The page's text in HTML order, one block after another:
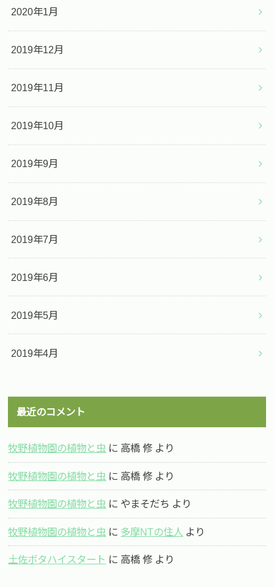
2020年1月
2019年12月
2019年11月
2019年10月
2019年9月
2019年8月
2019年7月
2019年6月
2019年5月
2019年4月
最近のコメント
牧野植物園の植物と虫 に 高橋 修 より
牧野植物園の植物と虫 に 高橋 修 より
牧野植物園の植物と虫 に やまそだち より
牧野植物園の植物と虫 に 多摩NTの住人 より
土佐ボタハイスタート に 高橋 修 より